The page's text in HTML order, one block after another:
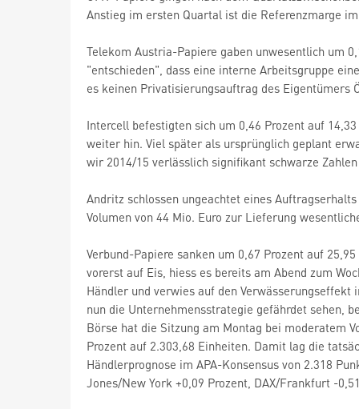
Anstieg im ersten Quartal ist die Referenzmarge
Telekom Austria-Papiere gaben unwesentlich um
"entschieden", dass eine interne Arbeitsgruppe
es keinen Privatisierungsauftrag des Eigentümers
Intercell befestigten sich um 0,46 Prozent auf
weiter hin. Viel später als ursprünglich geplant
wir 2014/15 verlässlich signifikant schwarze
Andritz schlossen ungeachtet eines
Volumen von 44 Mio. Euro zur Lieferung
Verbund-Papiere sanken um 0,67 Prozent auf
vorerst auf Eis, hiess es bereits am Abend zum
Händler und verwies auf den
nun die Unternehmensstrategie gefährdet sehen,
Börse hat die Sitzung am Montag bei moderatem
Prozent auf 2.303,68 Einheiten. Damit lag die
Händlerprognose im APA-Konsensus von 2.318
Jones/New York +0,09 Prozent, DAX/Frankfurt -